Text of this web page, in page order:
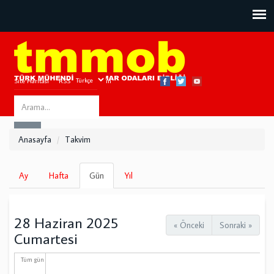
Site Haritası RSS Bize Ulaşın
Search
this
Anasayfa Takvim
Birincil
sekmeler
Ay Hafta Gün
sekme)
Yıl
« Önceki Sonraki »
28 Haziran 2025
Cumartesi
Tüm gün